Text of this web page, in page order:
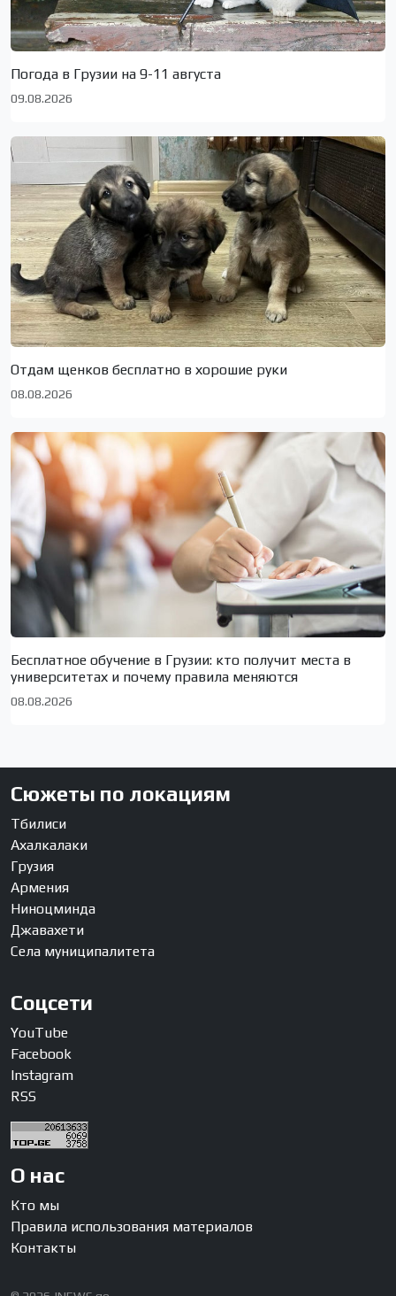
Погода в Грузии на 9-11 августа
09.08.2026
Отдам щенков бесплатно в хорошие руки
08.08.2026
Бесплатное обучение в Грузии: кто получит места в
университетах и почему правила меняются
08.08.2026
Сюжеты по локациям
Тбилиси
Ахалкалаки
Грузия
Армения
Ниноцминда
Джавахети
Села муниципалитета
Соцсети
YouTube
Facebook
Instagram
RSS
О нас
Кто мы
Правила использования материалов
Контакты